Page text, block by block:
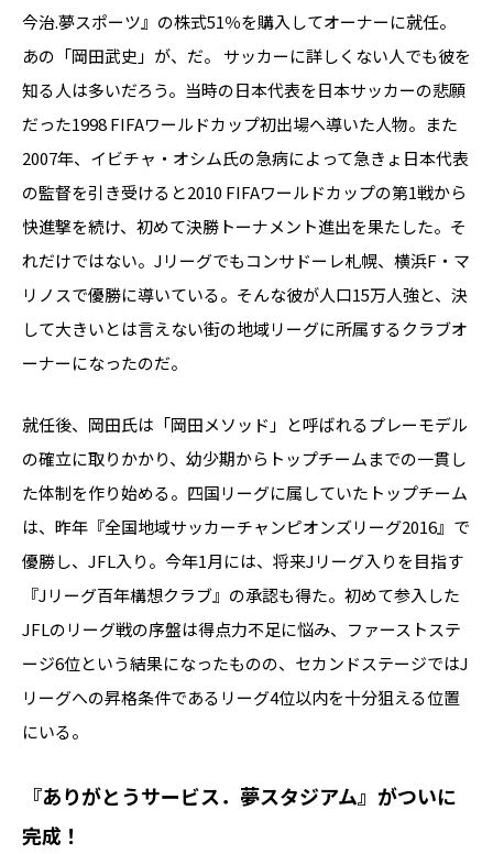
今治.夢スポーツ』の株式51％を購入してオーナーに就任。
あの「岡田武史」が、だ。 サッカーに詳しくない人でも彼を
知る人は多いだろう。当時の日本代表を日本サッカーの悲願
だった1998 FIFAワールドカップ初出場へ導いた人物。また
2007年、イビチャ・オシム氏の急病によって急きょ日本代表
の監督を引き受けると2010 FIFAワールドカップの第1戦から
快進撃を続け、初めて決勝トーナメント進出を果たした。そ
れだけではない。Jリーグでもコンサドーレ札幌、横浜F・マ
リノスで優勝に導いている。そんな彼が人口15万人強と、決
して大きいとは言えない街の地域リーグに所属するクラブオ
ーナーになったのだ。
就任後、岡田氏は「岡田メソッド」と呼ばれるプレーモデル
の確立に取りかかり、幼少期からトップチームまでの一貫し
た体制を作り始める。四国リーグに属していたトップチーム
は、昨年『全国地域サッカーチャンピオンズリーグ2016』で
優勝し、JFL入り。今年1月には、将来Jリーグ入りを目指す
『Jリーグ百年構想クラブ』の承認も得た。初めて参入した
JFLのリーグ戦の序盤は得点力不足に悩み、ファーストステ
ージ6位という結果になったものの、セカンドステージではJ
リーグへの昇格条件であるリーグ4位以内を十分狙える位置
にいる。
『ありがとうサービス．夢スタジアム』がついに
完成！